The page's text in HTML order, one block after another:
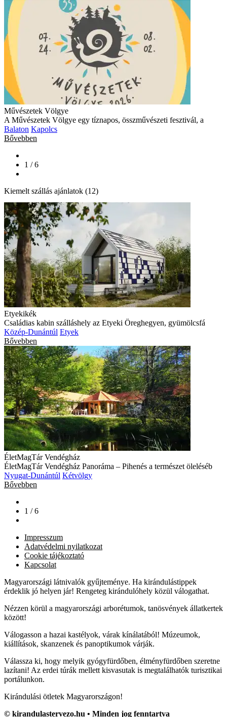
Művészetek Völgye
A Művészetek Völgye egy tíznapos, összművészeti fesztivál, a
Balaton Kapolcs
Bővebben
1 / 6
Kiemelt szállás ajánlatok (12)
Etyekikék
Családias kabin szálláshely az Etyeki Öreghegyen, gyümölcsfá
Közép-Dunántúl Etyek
Bővebben
ÉletMagTár Vendégház
ÉletMagTár Vendégház Panoráma – Pihenés a természet öleléséb
Nyugat-Dunántúl Kétvölgy
Bővebben
1 / 6
Impresszum
Adatvédelmi nyilatkozat
Cookie tájékoztató
Kapcsolat
Magyarországi látnivalók gyűjteménye. Ha kirándulástippek
érdeklik jó helyen jár! Rengeteg kirándulóhely közül válogathat.
Nézzen körül a magyarországi arborétumok, tanösvények állatkertek
között!
Válogasson a hazai kastélyok, várak kínálatából! Múzeumok,
kiállítások, skanzenek és panoptikumok várják.
Válassza ki, hogy melyik gyógyfürdőben, élményfürdőben szeretne
lazítani! Az erdei túrák mellett kisvasutak is megtalálhatók turisztikai
portálunkon.
Kirándulási ötletek Magyarországon!
© kirandulastervezo.hu • Minden jog fenntartva